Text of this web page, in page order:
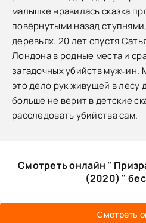
малышке нравилась сказка
повёрнутыми назад
деревьях. 20 лет спустя
Лондона в родные места и
загадочных убийств мужчин.
это дело рук живущей в лесу
больше не верит в детские
расследовать убийства сам.
Смотреть онлайн "
(2020) "
Смотреть